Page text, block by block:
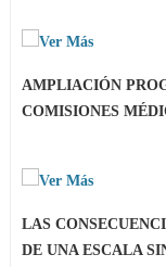
AMPLIACIÓN
COMISIONES
LAS
DE UNA ESCALA